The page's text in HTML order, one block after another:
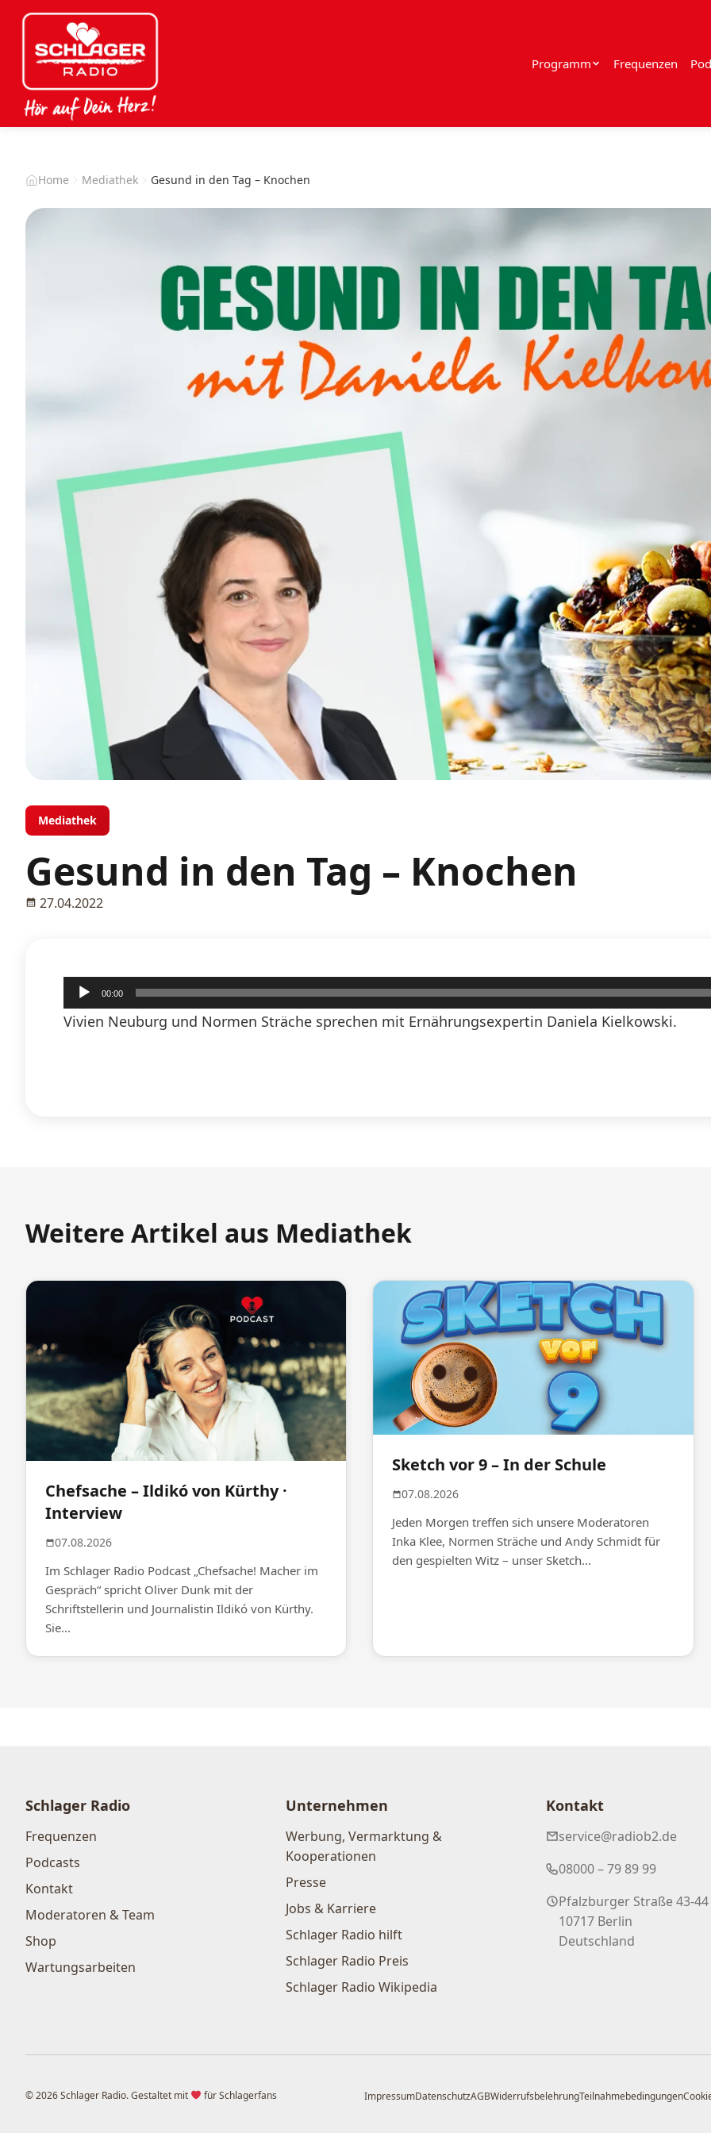
Programm Frequenzen
Home Mediathek Gesund in den Tag – Knochen
Mediathek
Gesund in den Tag – Knochen
27.04.2022
Audio-
Player
00:00
Vivien Neuburg und Normen Sträche sprechen mit Ernährungsexpertin Daniela Kielkowski.
Weitere Artikel aus Mediathek
Chefsache – Ildikó von Kürthy ·
Interview
07.08.2026
Im Schlager Radio Podcast „Chefsache! Macher im
Gespräch“ spricht Oliver Dunk mit der
Schriftstellerin und Journalistin Ildikó von Kürthy.
Sie...
Sketch vor 9 – In der Schule
07.08.2026
Jeden Morgen treffen sich unsere Moderatoren
Inka Klee, Normen Sträche und Andy Schmidt für
den gespielten Witz – unser Sketch...
Schlager Radio
Frequenzen
Podcasts
Kontakt
Moderatoren & Team
Shop
Wartungsarbeiten
Unternehmen
Werbung, Vermarktung &
Kooperationen
Presse
Jobs & Karriere
Schlager Radio hilft
Schlager Radio Preis
Schlager Radio Wikipedia
Kontakt
service@radiob2.de
08000 – 79 89 99
Pfalzburger Straße 43-44
10717 Berlin
Deutschland
© 2026 Schlager Radio. Gestaltet mit für Schlagerfans ImpressumDatenschutzAGBWiderrufsbelehrungTeilnahmebedingungen